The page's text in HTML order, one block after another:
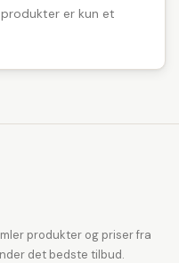
er kun et
produkter og priser fra
det bedste tilbud.